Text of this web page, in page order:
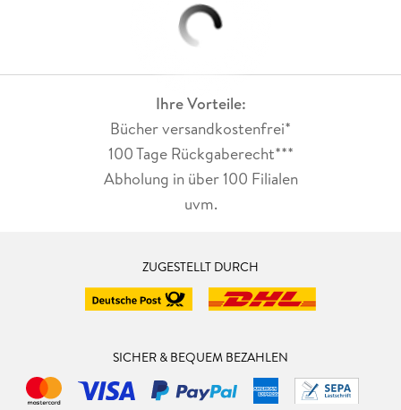
Ihre Vorteile:
Bücher versandkostenfrei*
100 Tage Rückgaberecht***
Abholung in über 100 Filialen
uvm.
ZUGESTELLT DURCH
SICHER & BEQUEM BEZAHLEN